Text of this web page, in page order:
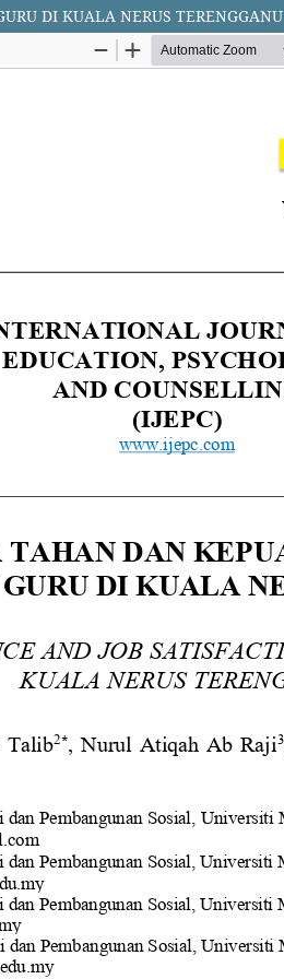
DI KUALA NERUS TERENGGANU